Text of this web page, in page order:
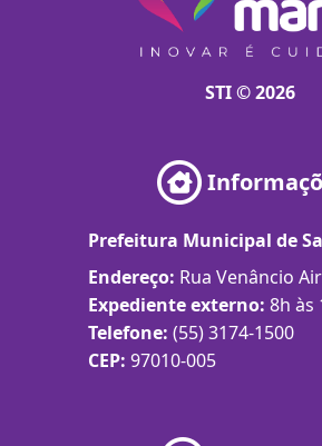
STI © 2026
Prefeitura Municipal de
Endereço: Rua Venâncio
Expediente externo: 8h às
Telefone: (55) 3174-1500
CEP: 97010-005